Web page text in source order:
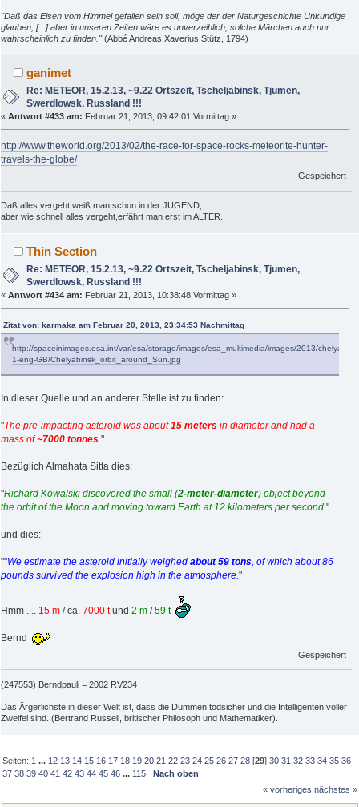
"Daß das Eisen vom Himmel gefallen sein soll, möge der der Naturgeschichte Unkundige
glauben, [...] aber in unseren Zeiten wäre es unverzeihlich, solche Märchen auch nur
wahrscheinlich zu finden."(Abbé Andreas Xaverius Stütz, 1794)
ganimet
Re: METEOR, 15.2.13, ~9.22 Ortszeit, Tscheljabinsk, Tjumen,
Swerdlowsk, Russland !!!
« Antwort #433 am: Februar 21, 2013, 09:42:01 Vormittag »
http://www.theworld.org/2013/02/the-race-for-space-rocks-meteorite-hunter-
travels-the-globe/
Gespeichert
Daß alles vergeht;weiß man schon in der JUGEND;
aber wie schnell alles vergeht,erfährt man erst im ALTER.
Thin Section
Re: METEOR, 15.2.13, ~9.22 Ortszeit, Tscheljabinsk, Tjumen,
Swerdlowsk, Russland !!!
« Antwort #434 am: Februar 21, 2013, 10:38:48 Vormittag »
Zitat von: karmaka am Februar 20, 2013, 23:34:53 Nachmittag
http://spaceinimages.esa.int/var/esa/storage/images/esa_multimedia/images/2013/
1-eng-GB/Chelyabinsk_orbit_around_Sun.jpg
In dieser Quelle und an anderer Stelle ist zu finden:
"The pre-impacting asteroid was about15 meters in diameter and had a
mass of~7000 tonnes."
Bezüglich Almahata Sitta dies:
"Richard Kowalski discovered the small (2-meter-diameter) object beyond
the orbit of the Moon and moving toward Earth at 12 kilometers per second."
und dies:
""We estimate the asteroid initially weighed about 59 tons, of which about 86
pounds survived the explosion high in the atmosphere."
Hmm .... 15 m / ca. 7000 tund 2 m /59 t
Bernd
Gespeichert
(247553) Berndpauli = 2002 RV234
Das Ärgerlichste in dieser Welt ist, dass die Dummen todsicher und die Intelligenten voller
Zweifel sind. (Bertrand Russell, britischer Philosoph und Mathematiker).
Seiten: 1 ... 12 13 14 15 16 17 18 19 20 21 22 23 24 25 26 27 28 [29]30 31 32 33 34 35 36
37 38 39 40 41 42 43 44 45 46 ... 115
Nach oben
« vorheriges nächstes »